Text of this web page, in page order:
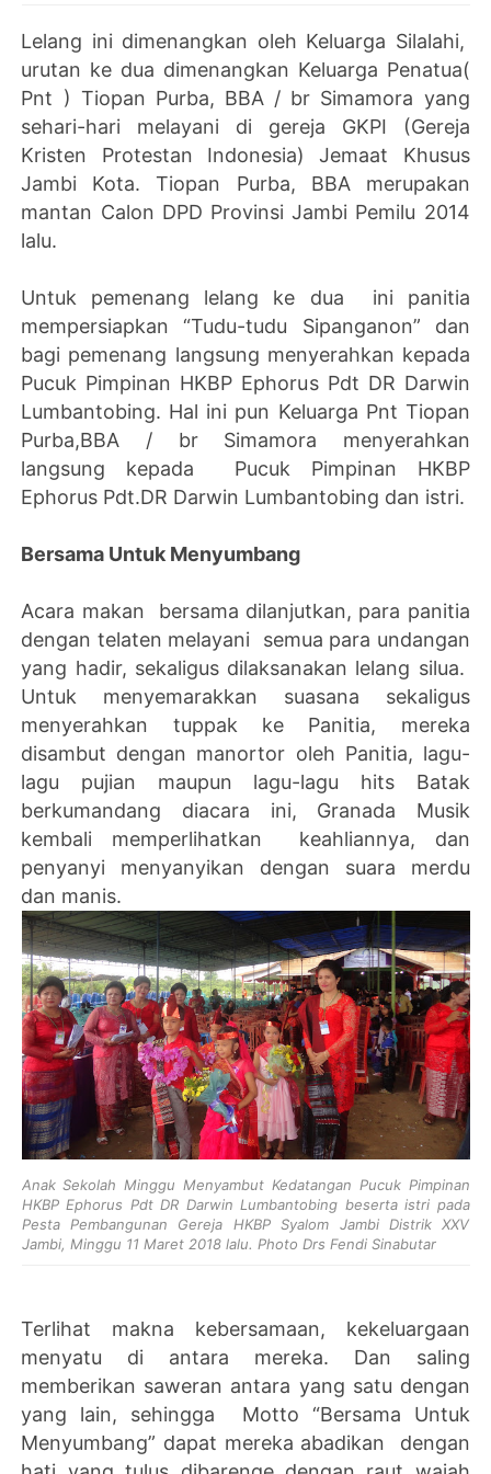
Lelang ini dimenangkan oleh Keluarga Silalahi,
urutan ke dua dimenangkan Keluarga Penatua(
Pnt ) Tiopan Purba, BBA / br Simamora yang
sehari-hari melayani di gereja GKPI (Gereja
Kristen Protestan Indonesia) Jemaat Khusus
Jambi Kota. Tiopan Purba, BBA merupakan
mantan Calon DPD Provinsi Jambi Pemilu 2014
lalu.
Untuk pemenang lelang ke dua ini panitia
mempersiapkan “Tudu-tudu Sipanganon” dan
bagi pemenang langsung menyerahkan kepada
Pucuk Pimpinan HKBP Ephorus Pdt DR Darwin
Lumbantobing. Hal ini pun Keluarga Pnt Tiopan
Purba,BBA / br Simamora menyerahkan
langsung kepada Pucuk Pimpinan HKBP
Ephorus Pdt.DR Darwin Lumbantobing dan istri.
Bersama Untuk Menyumbang
Acara makan bersama dilanjutkan, para panitia
dengan telaten melayani semua para undangan
yang hadir, sekaligus dilaksanakan lelang silua.
Untuk menyemarakkan suasana sekaligus
menyerahkan tuppak ke Panitia, mereka
disambut dengan manortor oleh Panitia, lagu-
lagu pujian maupun lagu-lagu hits Batak
berkumandang diacara ini, Granada Musik
kembali memperlihatkan keahliannya, dan
penyanyi menyanyikan dengan suara merdu
dan manis.
Anak Sekolah Minggu Menyambut Kedatangan Pucuk Pimpinan
HKBP Ephorus Pdt DR Darwin Lumbantobing beserta istri pada
Pesta Pembangunan Gereja HKBP Syalom Jambi Distrik XXV
Jambi, Minggu 11 Maret 2018 lalu. Photo Drs Fendi Sinabutar
Terlihat makna kebersamaan, kekeluargaan
menyatu di antara mereka. Dan saling
memberikan saweran antara yang satu dengan
yang lain, sehingga Motto “Bersama Untuk
Menyumbang” dapat mereka abadikan dengan